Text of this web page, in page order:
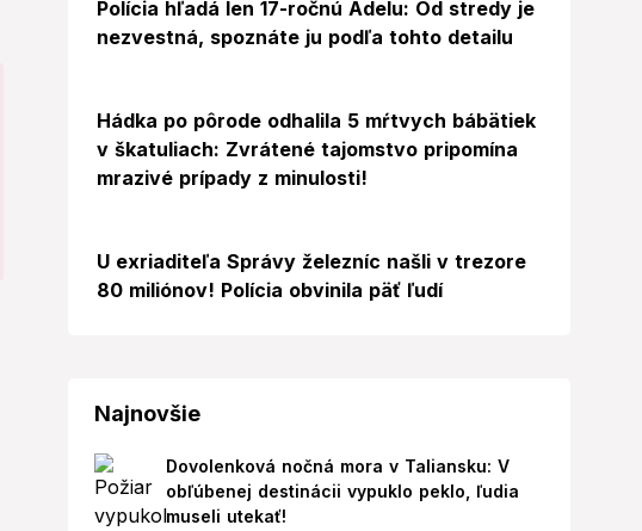
Polícia hľadá len 17-ročnú Adelu: Od stredy je
nezvestná, spoznáte ju podľa tohto detailu
Hádka po pôrode odhalila 5 mŕtvych bábätiek
v škatuliach: Zvrátené tajomstvo pripomína
mrazivé prípady z minulosti!
U exriaditeľa Správy železníc našli v trezore
80 miliónov! Polícia obvinila päť ľudí
Najnovšie
Dovolenková nočná mora v Taliansku: V
obľúbenej destinácii vypuklo peklo, ľudia
museli utekať!